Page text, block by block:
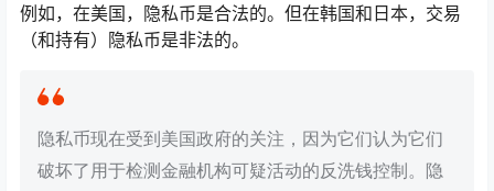
例如，在美国，隐私币是合法的。但在韩国和日本，交易
（和持有）隐私币是非法的。
隐私币现在受到美国政府的关注，因为它们认为它们
破坏了用于检测金融机构可疑活动的反洗钱控制。隐